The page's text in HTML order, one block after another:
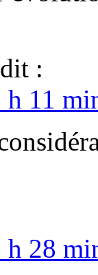
dit :
11
28